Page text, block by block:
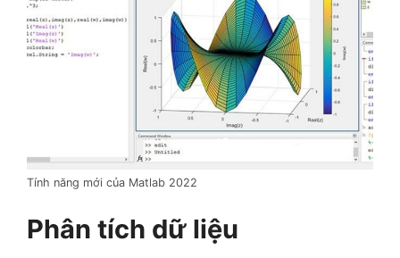
Tính năng mới của Matlab 2022
Phân tích dữ liệu